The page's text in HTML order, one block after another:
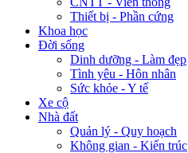
Thiết bị - Phần cứng
Khoa học
Đời sống
Dinh dưỡng - Làm đẹp
Tình yêu - Hôn nhân
Sức khỏe - Y tế
Xe cộ
Nhà đất
Quản lý - Quy hoạch
Không gian - Kiến trúc